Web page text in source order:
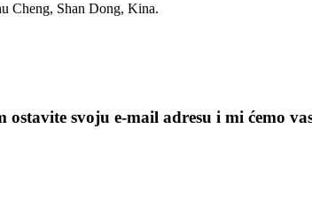
Cheng, Shan Dong, Kina.
svoju e-mail adresu i mi ćemo